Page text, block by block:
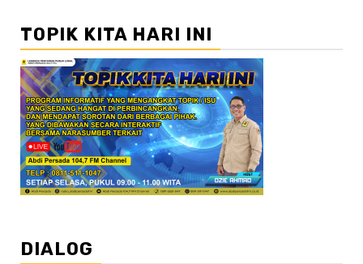
TOPIK KITA HARI INI
DIALOG